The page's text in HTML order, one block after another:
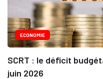
ECONOMIE
SCRT : le déficit
juin 2026